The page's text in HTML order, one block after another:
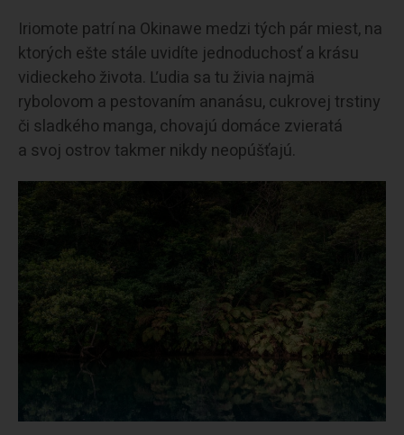
Iriomote patrí na Okinawe medzi tých pár miest, na
ktorých ešte stále uvidíte jednoduchosť a krásu
vidieckeho života. Ľudia sa tu živia najmä
rybolovom a pestovaním ananásu, cukrovej trstiny
či sladkého manga, chovajú domáce zvieratá
a svoj ostrov takmer nikdy neopúšťajú.